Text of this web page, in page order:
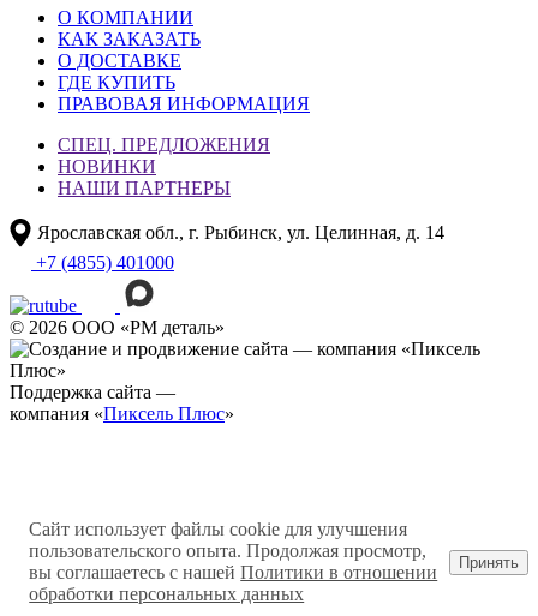
О КОМПАНИИ
КАК ЗАКАЗАТЬ
О ДОСТАВКЕ
ГДЕ КУПИТЬ
ПРАВОВАЯ ИНФОРМАЦИЯ
СПЕЦ. ПРЕДЛОЖЕНИЯ
НОВИНКИ
НАШИ ПАРТНЕРЫ
Ярославская обл., г. Рыбинск, ул. Целинная, д. 14
+7 (4855) 401000
© 2026 ООО «РМ деталь»
Поддержка сайта —
компания «Пиксель Плюс»
Сайт использует файлы cookie для улучшения
пользовательского опыта. Продолжая просмотр,
вы соглашаетесь с нашейПолитики в отношении
обработки персональных данных
Принять